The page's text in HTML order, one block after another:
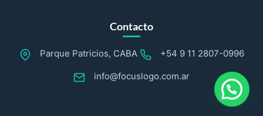
Contacto
Parque Patricios, CABA +54 9 11 2807-0996
info@focuslogo.com.ar